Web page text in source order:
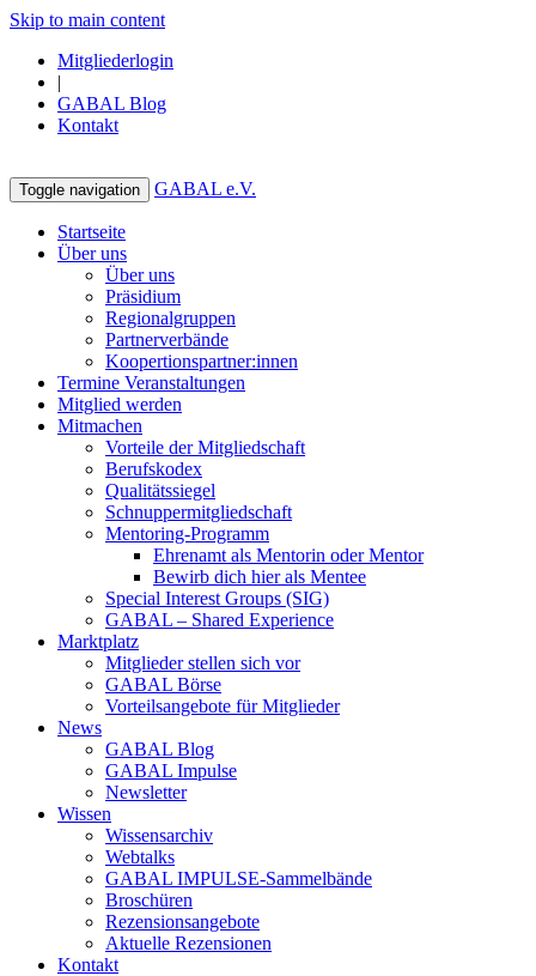
Skip to main content
Mitgliederlogin
|
GABAL Blog
Kontakt
Toggle navigation GABAL e.V.
Startseite
Über uns
Über uns
Präsidium
Regionalgruppen
Partnerverbände
Koopertionspartner:innen
Termine Veranstaltungen
Mitglied werden
Mitmachen
Vorteile der Mitgliedschaft
Berufskodex
Qualitätssiegel
Schnuppermitgliedschaft
Mentoring-Programm
Ehrenamt als Mentorin oder Mentor
Bewirb dich hier als Mentee
Special Interest Groups (SIG)
GABAL – Shared Experience
Marktplatz
Mitglieder stellen sich vor
GABAL Börse
Vorteilsangebote für Mitglieder
News
GABAL Blog
GABAL Impulse
Newsletter
Wissen
Wissensarchiv
Webtalks
GABAL IMPULSE-Sammelbände
Broschüren
Rezensionsangebote
Aktuelle Rezensionen
Kontakt